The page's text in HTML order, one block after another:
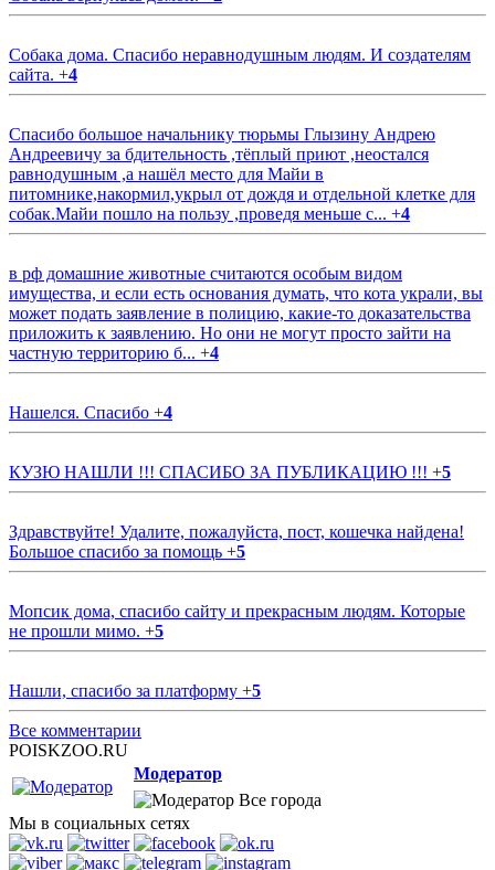
Собака дома. Спасибо неравнодушным людям. И создателям
сайта. +4
Спасибо большое начальнику тюрьмы Глызину Андрею
Андреевичу за бдительность ,тёплый приют ,неостался
равнодушным ,а нашёл место для Майи в
питомнике,накормил,укрыл от дождя и отдельной клетке для
собак.Майи пошло на пользу ,проведя меньше с... +4
в рф домашние животные считаются особым видом
имущества, и если есть основания думать, что кота украли, вы
может подать заявление в полицию, какие-то доказательства
приложить к заявлению. Но они не могут просто зайти на
частную территорию б... +4
Нашелся. Спасибо +4
КУЗЮ НАШЛИ !!! СПАСИБО ЗА ПУБЛИКАЦИЮ !!! +5
Здравствуйте! Удалите, пожалуйста, пост, кошечка найдена!
Большое спасибо за помощь +5
Мопсик дома, спасибо сайту и прекрасным людям. Которые
не прошли мимо. +5
Нашли, спасибо за платформу +5
Все комментарии
POISKZOO.RU
Модератор
Все города
Мы в социальных сетях